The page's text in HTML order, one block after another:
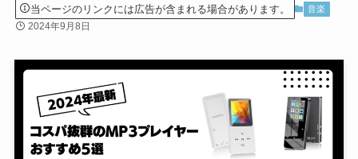
当ページのリンクには広告が含まれる場合があります。 音楽
2024年9月8日